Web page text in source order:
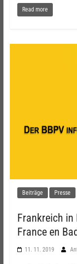
Read more
Beiträge Presse
Frankreich in
France en
11. 11. 2019